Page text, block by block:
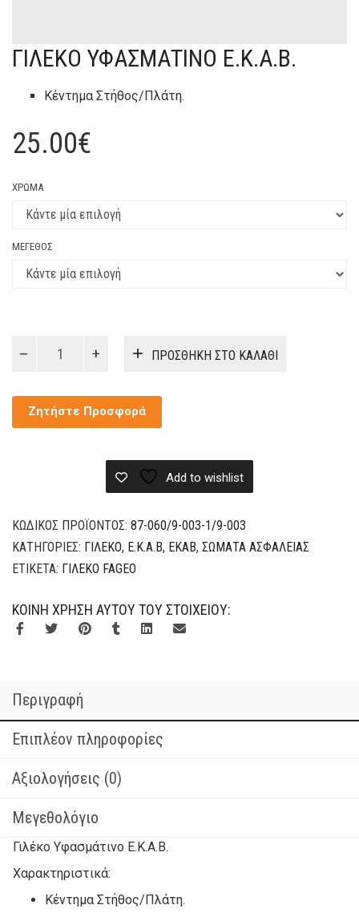
ΓΙΛΈΚΟ ΥΦΑΣΜΆΤΙΝΟ E.K.A.B.
Κέντημα Στήθος/Πλάτη.
25.00€
ΧΡΏΜΑ
ΜΈΓΕΘΟΣ
Υφασμάτινο
ποσότητα
ΠΡΟΣΘΉΚΗ ΣΤΟ ΚΑΛΆΘΙ
Ζητήστε Προσφορά
Add to wishlist
ΚΩΔΙΚΌΣ ΠΡΟΪΌΝΤΟΣ: 87-060/9-003-1/9-003
ΚΑΤΗΓΟΡΊΕΣ: ΓΙΛΈΚΟ, Ε.Κ.Α.Β, ΕΚΑΒ, ΣΏΜΑΤΑ ΑΣΦΑΛΕΊΑΣ
ΕΤΙΚΈΤΑ: ΓΙΛΈΚΟ FAGEO
ΚΟΙΝΉ ΧΡΉΣΗ ΑΥΤΟΎ ΤΟΥ ΣΤΟΙΧΕΊΟΥ:
Περιγραφή
Επιπλέον πληροφορίες
Αξιολογήσεις (0)
Μεγεθολόγιο
Γιλέκο Υφασμάτινο E.K.A.B.
Χαρακτηριστικά:
Κέντημα Στήθος/Πλάτη.